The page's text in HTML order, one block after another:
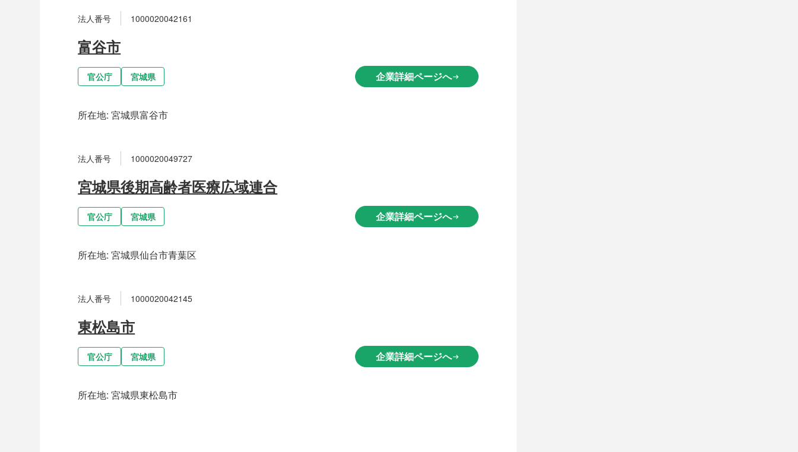
法人番号 1000020042161
富谷市
官公庁 宮城県 企業詳細ページへarrow_right_alt
所在地:宮城県富谷市
法人番号 1000020049727
宮城県後期高齢者医療広域連合
官公庁 宮城県 企業詳細ページへarrow_right_alt
所在地:宮城県仙台市青葉区
法人番号 1000020042145
東松島市
官公庁 宮城県 企業詳細ページへarrow_right_alt
所在地:宮城県東松島市